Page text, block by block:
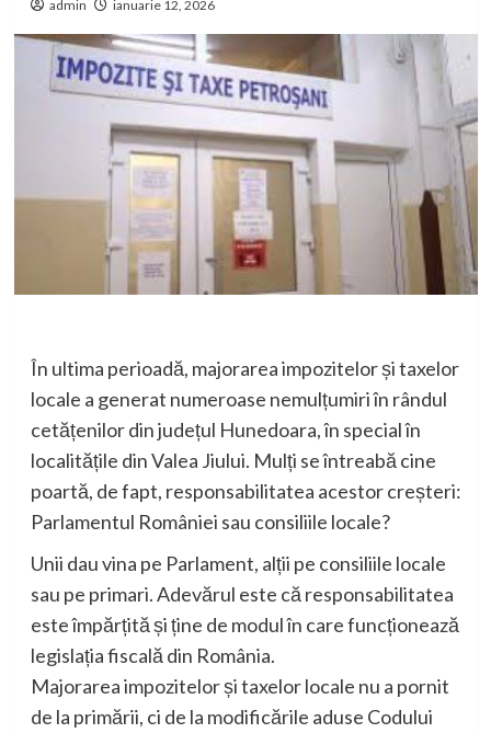
admin ianuarie 12, 2026
În ultima perioadă, majorarea impozitelor și taxelor
locale a generat numeroase nemulțumiri în rândul
cetățenilor din județul Hunedoara, în special în
localitățile din Valea Jiului. Mulți se întreabă cine
poartă, de fapt, responsabilitatea acestor creșteri:
Parlamentul României sau consiliile locale?
Unii dau vina pe Parlament, alții pe consiliile locale
sau pe primari. Adevărul este că responsabilitatea
este împărțită și ține de modul în care funcționează
legislația fiscală din România.
Majorarea impozitelor și taxelor locale nu a pornit
de la primării, ci de la modificările aduse Codului